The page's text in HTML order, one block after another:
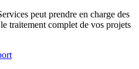
peut prendre en charge des
traitement complet de vos projets